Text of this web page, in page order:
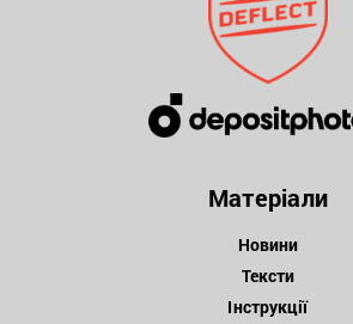
Матеріали
Новини
Тексти
Інструкції